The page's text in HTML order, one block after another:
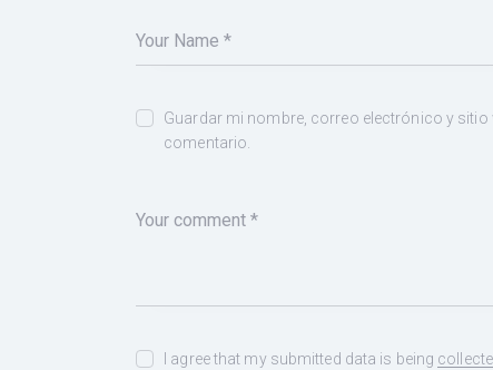
Guardar mi nombre, correo electrónico y sitio
comentario.
I agree that my submitted data is being